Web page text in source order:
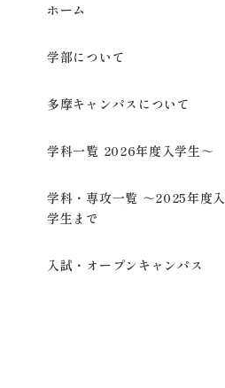
ホーム
学部について
多摩キャンパスについて
学科一覧 2026年度入学生～
学科・専攻一覧 ～2025年度入
学生まで
入試・オープンキャンパス